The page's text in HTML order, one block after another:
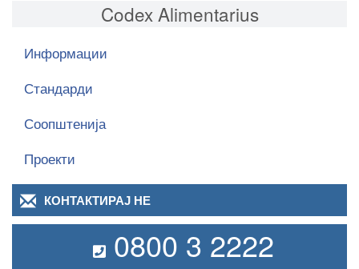
Codex Alimentarius
Информации
Стандарди
Соопштенија
Проекти
КОНТАКТИРАЈ НЕ
0800 3 2222